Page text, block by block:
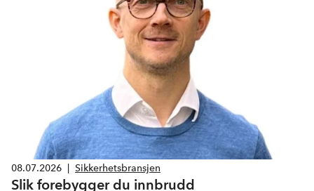
08.07.2026 Sikkerhetsbransjen
Slik forebygger du innbrudd